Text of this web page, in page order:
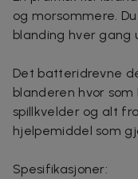
og morsommere.
blanding hver gang
Det batteridrevne
blanderen hvor
spillkvelder og alt
hjelpemiddel som
Spesifikasjoner: